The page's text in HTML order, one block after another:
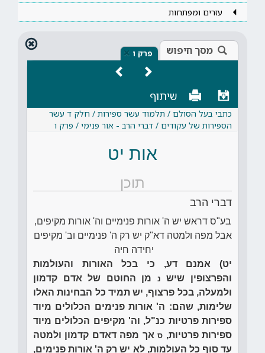
עזרים ומפתחות
מסך חיפוש פרק ו ×
שיתוף
כתבי בעל הסולם / תלמוד עשר ספירות / חלק ד עשר
הספירות של עקודים / דברי הרב - אור פנימי / פרק ו
אות יט
תוכן
דברי הרב
בע"ס דראש יש ה' אורות פנימיים וה' אורות מקיפים,
אבל מפה ולמטה דא"ק יש רק ה' פנימיים וב' מקיפים
יחידה חיה
יט) אמנם דע, כי בכל האורות והעולמות
והפרצופין שיש
נ מן החוטם של אדם קדמון
ולמעלה, בכל פרצוף, יש תמיד כל הבחינות האלו
שלימות, שהם: ה' אורות פנימים הכלולים מיוד
ספירות פרטיות כנ"ל, וה' מקיפים הכלולים מיוד
ספירות פרטיות, סאך מפה דאדם קדמון ולמטה
עד סוף כל העולמות, לא יש רק ה' אורות פנימים,